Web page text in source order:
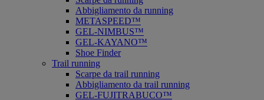
Abbigliamento da running
METASPEED™
GEL-NIMBUS™
GEL-KAYANO™
Shoe Finder
Trail running
Scarpe da trail running
Abbigliamento da trail running
GEL-FUJITRABUCO™